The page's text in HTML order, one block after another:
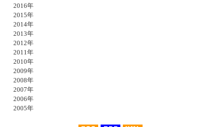
2016年
2015年
2014年
2013年
2012年
2011年
2010年
2009年
2008年
2007年
2006年
2005年